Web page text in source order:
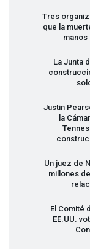
Tres
que la
La Junta
Justin
la
Un juez de
millones
El Comité
EE.UU.